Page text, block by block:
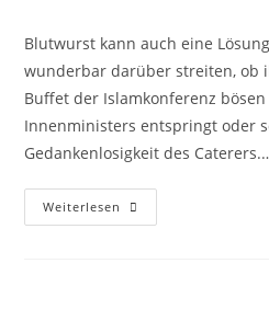
Blutwurst kann auch eine
wunderbar darüber streiten, ob
Buffet der Islamkonferenz
Innenministers entspringt oder
Gedankenlosigkeit des
Weiterlesen